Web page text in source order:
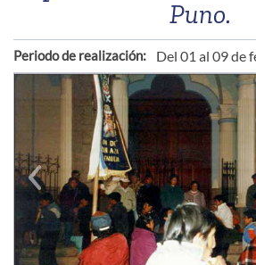
Puno.
Periodo de realización: Del 01 al 09 de
Previous